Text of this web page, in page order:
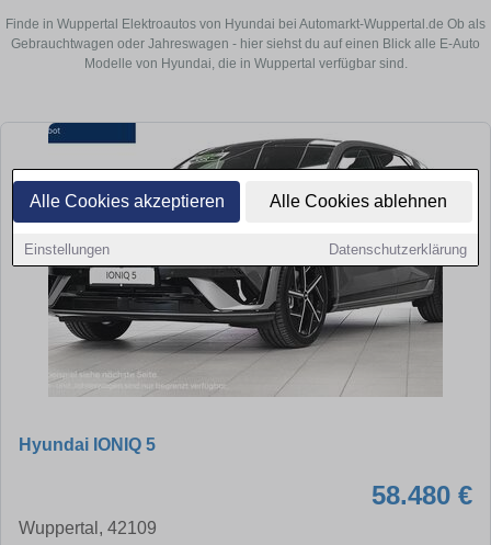
Alle Cookies akzeptieren Alle Cookies ablehnen
Einstellungen Datenschutzerklärung
Finde in Wuppertal Elektroautos von Hyundai bei Automarkt-Wuppertal.de Ob als
Gebrauchtwagen oder Jahreswagen - hier siehst du auf einen Blick alle E-Auto
Modelle von Hyundai, die in Wuppertal verfügbar sind.
Hyundai IONIQ 5
58.480 €
Wuppertal, 42109